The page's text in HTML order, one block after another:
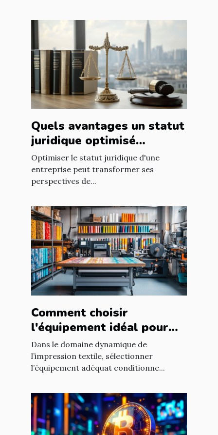
Quels avantages un statut
juridique optimisé
apporte-t-il à votre
entreprise ?
Optimiser le statut juridique d'une
entreprise peut transformer ses
perspectives de...
Comment choisir
l'équipement idéal pour
votre atelier d'impression
textile ?
Dans le domaine dynamique de
l’impression textile, sélectionner
l’équipement adéquat conditionne...